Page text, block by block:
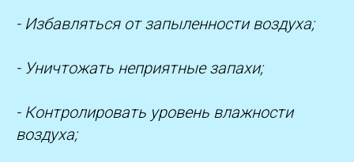
- Избавляться от запыленности воздуха;
- Уничтожать неприятные запахи;
- Контролировать уровень влажности
воздуха;